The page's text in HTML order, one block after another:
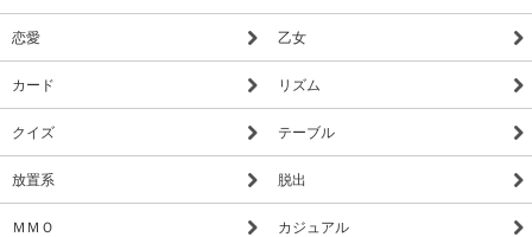
恋愛 乙女
カード リズム
クイズ テーブル
放置系 脱出
ＭＭＯ カジュアル